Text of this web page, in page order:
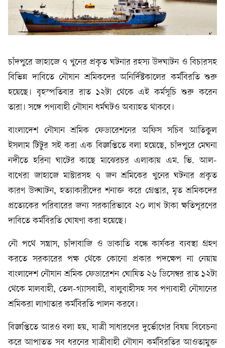
চাঁদপুরে জাহাজে ৭ খুনের প্রকৃত ঘটনার রহস্য উদঘাটন ও বিচারসহ
বিভিন্ন দাবিতে নৌযান শ্রমিকদের অনির্দিষ্টকালের কর্মবিরতি শুরু
হয়েছে। বৃহস্পতিবার রাত ১২টা থেকে এই কর্মসূচি শুরু করেন
তারা। সঙ্গে পণ্যবাহী নৌযান ধর্মঘটও অব্যাহত থাকবে।
বাংলাদেশ নৌযান শ্রমিক ফেডারেশনের অফিস সচিব আতিকুল
ইসলাম টিটুর সই করা এক বিজ্ঞপ্তিতে বলা হয়েছে, চাঁদপুরে মেঘনা
নদীতে হরিনা ঘাটের কাছে মাঝেরচর এলাকায় এম. ভি. আল-
বাখেরা জাহাজে মাস্টারসহ ৭ জন শ্রমিকের খুনের ঘটনার প্রকৃত
কারণ উদ্ঘাটন, হত্যাকারীদের শনাক্ত করে গ্রেপ্তার, মৃত শ্রমিকদের
প্রত্যেকের পরিবারের জন্য সরকারিভাবে ২০ লাখ টাকা ক্ষতিপূরণের
দাবিতে কর্মবিরতি ঘোষণা করা হয়েছে।
নৌ পথে সন্ত্রাস, চাঁদাবাজি ও ডাকাতি বন্ধে কার্যকর ব্যবস্থা গ্রহণ
করতে সরকারের পক্ষ থেকে কোনো প্রকার পদক্ষেপ না নেয়ায়
বাংলাদেশ নৌযান শ্রমিক ফেডারেশন ঘোষিত ২৬ ডিসেম্বর রাত ১২টা
থেকে মালবাহী, তেল-গ্যাসবাহী, বালুবাহীসহ সব পণ্যবাহী নৌযানের
শ্রমিকরা লাগাতার কর্মবিরতি পালন করবে।
বিজ্ঞপ্তিতে আরও বলা হয়, যাত্রী সাধারণের দুর্ভোগের বিষয় বিবেচনা
করে আপাতত সব ধরনের যাত্রীবাহী নৌযান কর্মবিরতির আওতামুক্ত